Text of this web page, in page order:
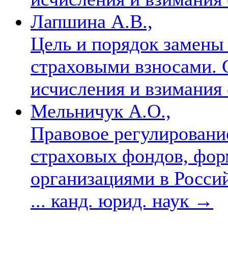
Лапшина А.В.,
Цель и порядок замены
страховыми взносами.
исчисления и
Мельничук А.О.,
Правовое
страховых фондов,
организациями в
... канд. юрид. наук →